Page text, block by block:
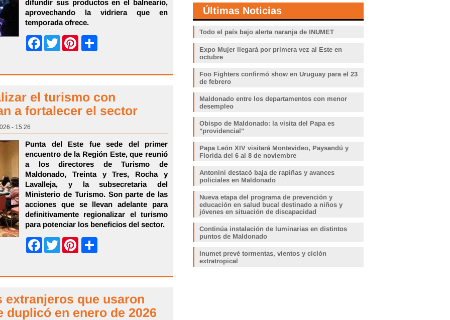
difundir sus productos en el balneario,
aprovechando la vidriera que en
temporada ofrece.
FacebookTwitter Pinterest
el turismo con
a fortalecer el sector
- 15:26
Punta del Este fue sede del primer
encuentro de la Región Este, que reunió
a los directores de Turismo de
Maldonado, Treinta y Tres, Rocha y
Lavalleja, y la subsecretaria del
Ministerio de Turismo. Son parte de las
acciones que se llevan adelante para
definitivamente regionalizar el turismo
para potenciar los beneficios del sector.
FacebookTwitter Pinterest
extranjeros que usaron
duplicó en enero de 2026
Últimas Noticias
Todo el país bajo alerta naranja de INUMET
Expo Mujer llegará por primera vez al Este en
octubre
Foo Fighters confirmó show en Uruguay para el 23
de febrero
Maldonado entre los departamentos con menor
desempleo
Obispo de Maldonado: la visita del Papa es
"providencial"
Papa León XIV visitará Montevideo, Paysandú y
Florida del 6 al 8 de noviembre
Antonini destacó baja de rapiñas y avances
policiales en Maldonado
Nueva etapa del programa de prevención y
educación en salud bucal destinado a niños y
jóvenes en situación de discapacidad
Continúa instalación de luminarias en distintos
puntos de Maldonado
Inumet prevé tormentas, vientos y ciclón
extratropical